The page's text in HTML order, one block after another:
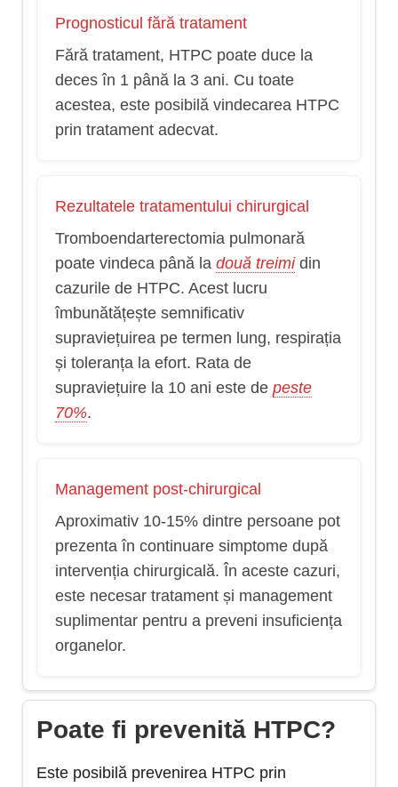
Prognosticul fără tratament
Fără tratament, HTPC poate duce la
deces în 1 până la 3 ani. Cu toate
acestea, este posibilă vindecarea HTPC
prin tratament adecvat.
Rezultatele tratamentului chirurgical
Tromboendarterectomia pulmonară
poate vindeca până la două treimidin
cazurile de HTPC. Acest lucru
îmbunătățește semnificativ
supraviețuirea pe termen lung, respirația
și toleranța la efort. Rata de
supraviețuire la 10 ani este de peste
70%.
Management post-chirurgical
Aproximativ 10-15% dintre persoane pot
prezenta în continuare simptome după
intervenția chirurgicală. În aceste cazuri,
este necesar tratament și management
suplimentar pentru a preveni insuficiența
organelor.
Poate fi prevenită HTPC?
Este posibilă prevenirea HTPC prin